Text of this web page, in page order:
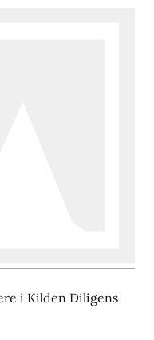
i Kilden Diligens